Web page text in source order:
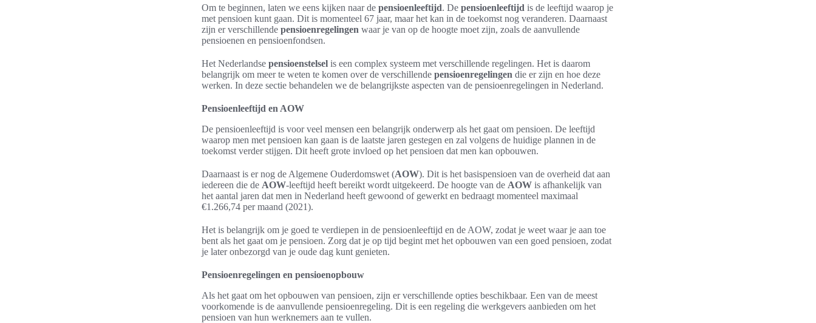
Om te beginnen, laten we eens kijken naar de pensioenleeftijd. De pensioenleeftijd is de leeftijd waarop je
met pensioen kunt gaan. Dit is momenteel 67 jaar, maar het kan in de toekomst nog veranderen. Daarnaast
zijn er verschillende pensioenregelingen waar je van op de hoogte moet zijn, zoals de aanvullende
pensioenen en pensioenfondsen.
Het Nederlandse pensioenstelsel is een complex systeem met verschillende regelingen. Het is daarom
belangrijk om meer te weten te komen over de verschillende pensioenregelingen die er zijn en hoe deze
werken. In deze sectie behandelen we de belangrijkste aspecten van de pensioenregelingen in Nederland.
Pensioenleeftijd en AOW
De pensioenleeftijd is voor veel mensen een belangrijk onderwerp als het gaat om pensioen. De leeftijd
waarop men met pensioen kan gaan is de laatste jaren gestegen en zal volgens de huidige plannen in de
toekomst verder stijgen. Dit heeft grote invloed op het pensioen dat men kan opbouwen.
Daarnaast is er nog de Algemene Ouderdomswet (AOW). Dit is het basispensioen van de overheid dat aan
iedereen die de AOW-leeftijd heeft bereikt wordt uitgekeerd. De hoogte van de AOW is afhankelijk van
het aantal jaren dat men in Nederland heeft gewoond of gewerkt en bedraagt momenteel maximaal
€1.266,74 per maand (2021).
Het is belangrijk om je goed te verdiepen in de pensioenleeftijd en de AOW, zodat je weet waar je aan toe
bent als het gaat om je pensioen. Zorg dat je op tijd begint met het opbouwen van een goed pensioen, zodat
je later onbezorgd van je oude dag kunt genieten.
Pensioenregelingen en pensioenopbouw
Als het gaat om het opbouwen van pensioen, zijn er verschillende opties beschikbaar. Een van de meest
voorkomende is de aanvullende pensioenregeling. Dit is een regeling die werkgevers aanbieden om het
pensioen van hun werknemers aan te vullen.